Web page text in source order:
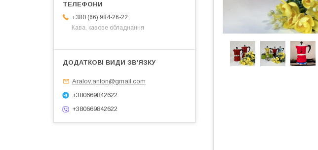
+380 (66) 984-26-22
Кава, кавове обладнання
Aralov.anton@gmail.com
+380669842622
+380669842622